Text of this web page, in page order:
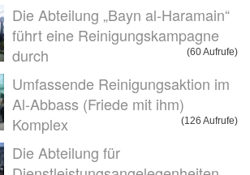
Die Abteilung „Bayn al-Haramain“
führt eine Reinigungskampagne
durch
(60 Aufrufe)
Umfassende Reinigungsaktion im
Al-Abbass (Friede mit ihm)
Komplex
(126 Aufrufe)
Die Abteilung für